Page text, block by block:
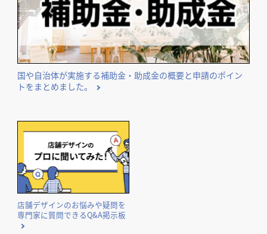
国や自治体が実施する補助金・助成金の概要と申請のポイン
トをまとめました。